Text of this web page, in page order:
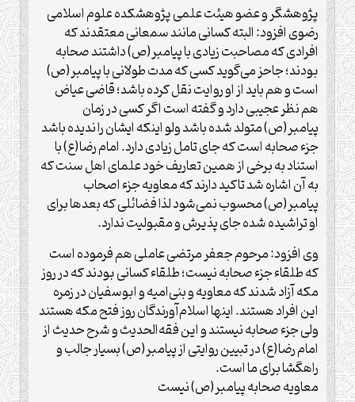
پژوهشگر و عضو هیئت علمی پژوهشکده علوم اسلامی
رضوی افزود: البته کسانی مانند سمعانی معتقدند که
افرادی که مصاحبت زیادی با پیامبر(ص) داشتند صحابه
بودند؛ جاحز می‌گوید کسی که مدت طولانی با پیامبر(ص)
است و هم باید از او روایت نقل کرده باشد؛ قاضی عیاض
هم نظر عجیبی دارد و گفته است اگر کسی در زمان
پیامبر(ص) متولد شده باشد ولو اینکه ایشان را ندیده باشد
جزء صحابه است که جای تامل زیادی دارد. امام رضا(ع) با
استناد به برخی از همین تعاریف خود علمای اهل سنت که
به آن اشاره شد تاکید دارند که معاویه جزء اصحاب
پیامبر(ص) محسوب نمی‌شود لذا فضائلی که بعدها برای
او تراشیده شده جای پذیرش و مقبولیت ندارد.
وی افزود: مرحوم جعفر مرتضی عاملی هم فرموده است
که طلقاء جزء صحابه نیست؛ طلقاء کسانی بودند که در روز
مکه آزاد شدند که معاویه و بنی‌امیه و ابوسفیان در زمره
این افراد هستند. اینها اسلام‌آورندگان روز فتح مکه هستند
ولی جزء صحابه نیستند و این فقه‌الحدیث و شرح حدیث از
امام رضا(ع) در تبیین روایتی از پیامبر(ص) بسیار جالب و
راهگشا برای ما است.
معاویه صحابه پیامبر(ص) نیست